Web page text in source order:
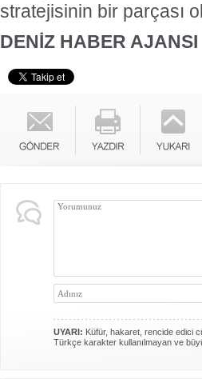
stratejisinin bir parçası
DENİZ HABER AJANSI
UYARI: Küfür, hakaret, rencide edici
Türkçe karakter kullanılmayan ve